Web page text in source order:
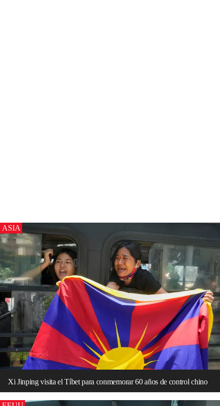
ASIA
Xi Jinping visita el Tíbet para conmemorar 60 años de control chino